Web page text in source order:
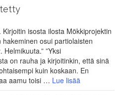
isosta ilosta Mökkiprojektin
osui partiolaisten
”Yksi
on rauha ja kirjoitinkin, että sinä
kuin koskaan. En
aamu toisi … Lue lisää